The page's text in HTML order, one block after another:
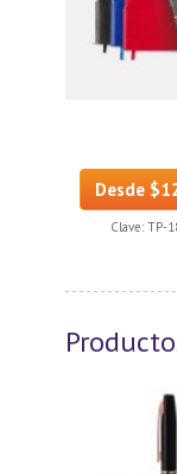
Desde
Clave: TP-